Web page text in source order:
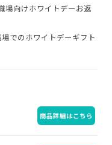
場向けホワイトデーお返
でのホワイトデーギフト
商品詳細はこちら